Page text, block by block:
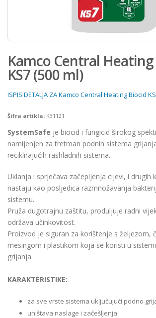
Kamco Central
KS7 (500 ml)
ISPIS DETALJA ZA Kamco Central Heating Biocid
Šifra artikla: K31121
SystemSafe je biocid i fungicid širokog
namijenjen za tretman podnih sistema
reciklirajućih rashladnih sistema.
Uklanja i sprječava začepljenja cijevi, i drugih
nastaju kao posljedica razmnožavanja
sistemu.
Pruža dugotrajnu zaštitu, produljuje radni
održava učinkovitost.
Proizvod je siguran za korištenje s željezom,
mesingom i plastikom koja se koristi u
grijanja.
KARAKTERISTIKE:
za sve vrste sistema uključujući podno
uništava naslage i začešljenja